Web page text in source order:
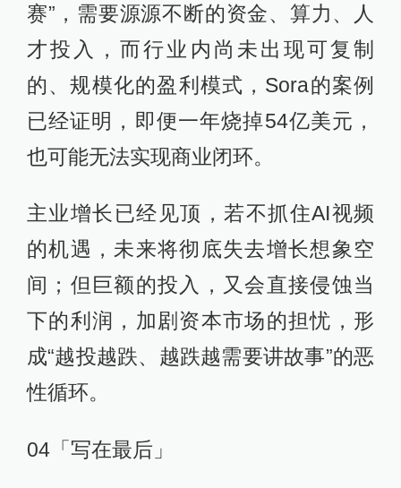
赛”，需要源源不断的资金、算力、人
才投入，而行业内尚未出现可复制
的、规模化的盈利模式，Sora的案例
已经证明，即便一年烧掉54亿美元，
也可能无法实现商业闭环。
主业增长已经见顶，若不抓住AI视频
的机遇，未来将彻底失去增长想象空
间；但巨额的投入，又会直接侵蚀当
下的利润，加剧资本市场的担忧，形
成“越投越跌、越跌越需要讲故事”的恶
性循环。
04「写在最后」